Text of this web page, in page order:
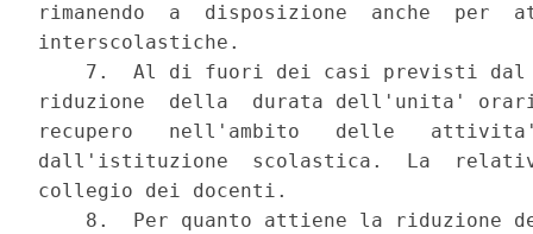
rimanendo  a  disposizione  anche  per
interscolastiche.
7.  Al di fuori dei casi previsti
riduzione  della  durata dell'unita'
recupero   nell'ambito   delle   attivita'
dall'istituzione  scolastica.  La
collegio dei docenti.
8.  Per quanto attiene la riduzione